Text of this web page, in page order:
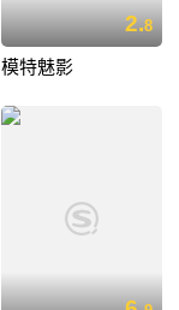
2.8
模特魅影